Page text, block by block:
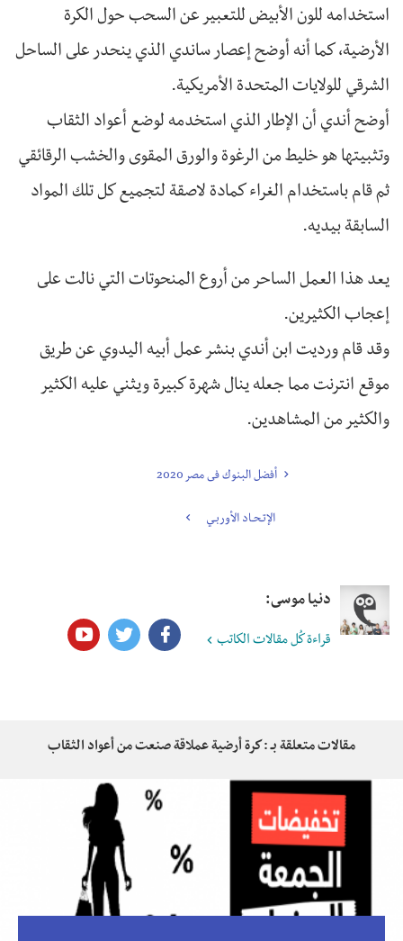
استخدامه للون الأبيض للتعبير عن السحب حول الكرة
الأرضية، كما أنه أوضح إعصار ساندي الذي ينحدر على الساحل
الشرقي للولايات المتحدة الأمريكية.
أوضح أندي أن الإطار الذي استخدمه لوضع أعواد الثقاب
وتثبيتها هو خليط من الرغوة والورق المقوى والخشب الرقائقي
ثم قام باستخدام الغراء كمادة لاصقة لتجميع كل تلك المواد
السابقة بيديه.
يعد هذا العمل الساحر من أروع المنحوتات التي نالت على
إعجاب الكثيرين.
وقد قام ورديت ابن أندي بنشر عمل أبيه اليدوي عن طريق
موقع انترنت مما جعله ينال شهرة كبيرة ويثني عليه الكثير
والكثير من المشاهدين.
أفضل البنوك فى مصر 2020
الإتـحـاد الأوربـي
دنيا موسى:
قراءة كُل مقالات الكاتب
مقالات متعلقة بـ : كرة أرضية عملاقة صنعت من أعواد الثقاب